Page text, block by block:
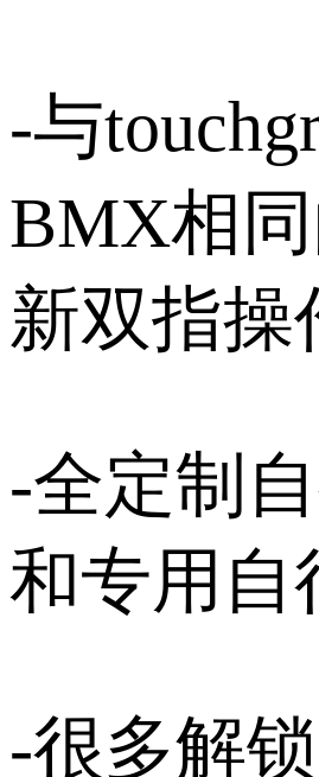
-与
BMX相
新双指操
-全定制
和专用自
-很多解